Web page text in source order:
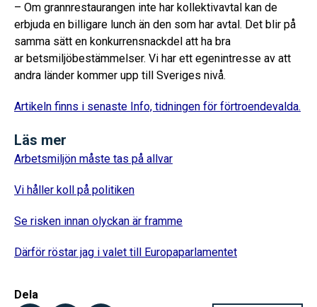
– Om grannrestaurangen inte har kollektivavtal kan de
erbjuda en billigare lunch än den som har avtal. Det blir på
samma sätt en konkurrensnackdel att ha bra
ar betsmiljöbestämmelser. Vi har ett egenintresse av att
andra länder kommer upp till Sveriges nivå.
Artikeln finns i senaste Info, tidningen för förtroendevalda.
Läs mer
Arbetsmiljön måste tas på allvar
Vi håller koll på politiken
Se risken innan olyckan är framme
Därför röstar jag i valet till Europaparlamentet
Dela